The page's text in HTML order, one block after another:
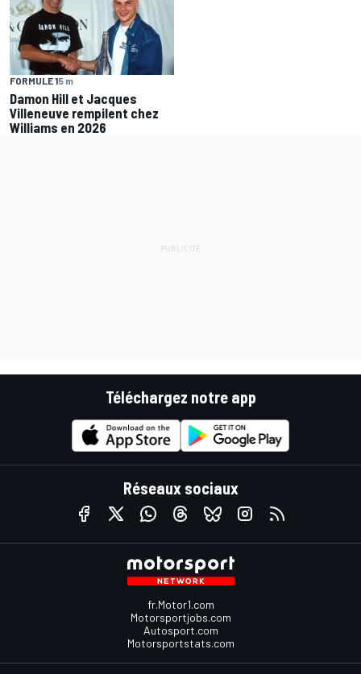
FORMULE 15 m
Damon Hill et Jacques
Villeneuve rempilent chez
Williams en 2026
Téléchargez notre app
Réseaux sociaux
fr.Motor1.com
Motorsportjobs.com
Autosport.com
Motorsportstats.com